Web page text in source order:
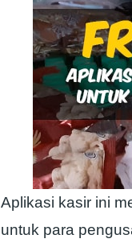
Aplikasi kasir ini
untuk para